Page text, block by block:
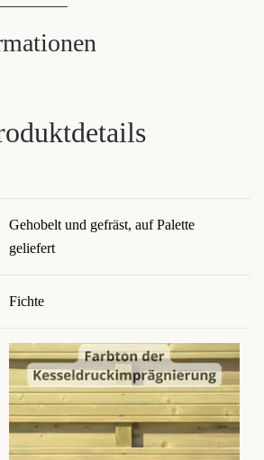
Gehobelt und gefräst, auf Palette
geliefert
Fichte